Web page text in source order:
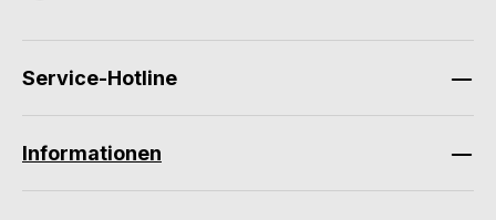
Service-Hotline
Informationen